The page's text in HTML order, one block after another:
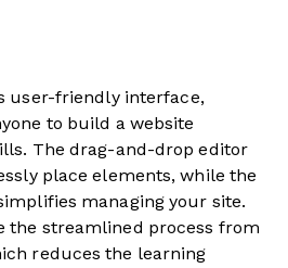
user-friendly interface,
to build a website
The drag-and-drop editor
place elements, while the
managing your site.
the streamlined process from
reduces the learning